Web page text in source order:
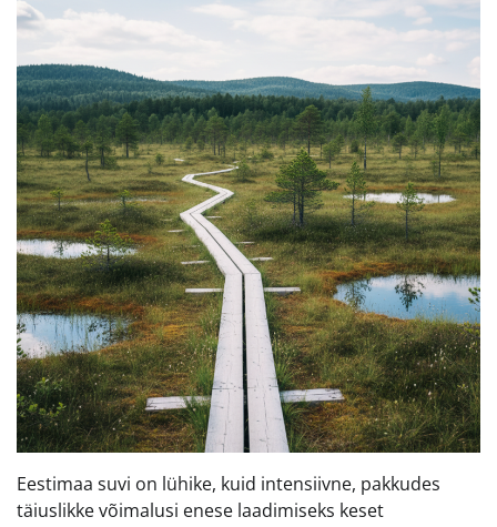
Eestimaa suvi on lühike, kuid intensiivne, pakkudes
täiuslikke võimalusi enese laadimiseks keset